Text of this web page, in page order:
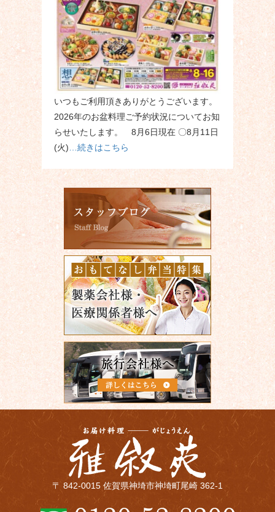
いつもご利用頂きありがとうございます。
2026年のお盆料理ご予約状況についてお知
らせいたします。 8月6日現在 〇8月11日
(火) …続きはこちら
〒 842-0015 佐賀県神埼市神埼町尾崎 362-1